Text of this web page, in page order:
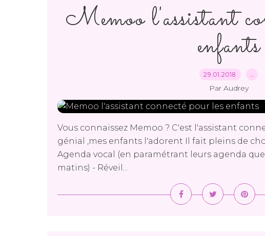
Memoo l'assistant
enfants
29.01.2018 …
Par Audrey
Vous connaissez Memoo ? C'est l'assistant
génial ,mes enfants l'adorent Il fait pleins de
Agenda vocal (en paramétrant leurs agenda
matins) - Réveil...